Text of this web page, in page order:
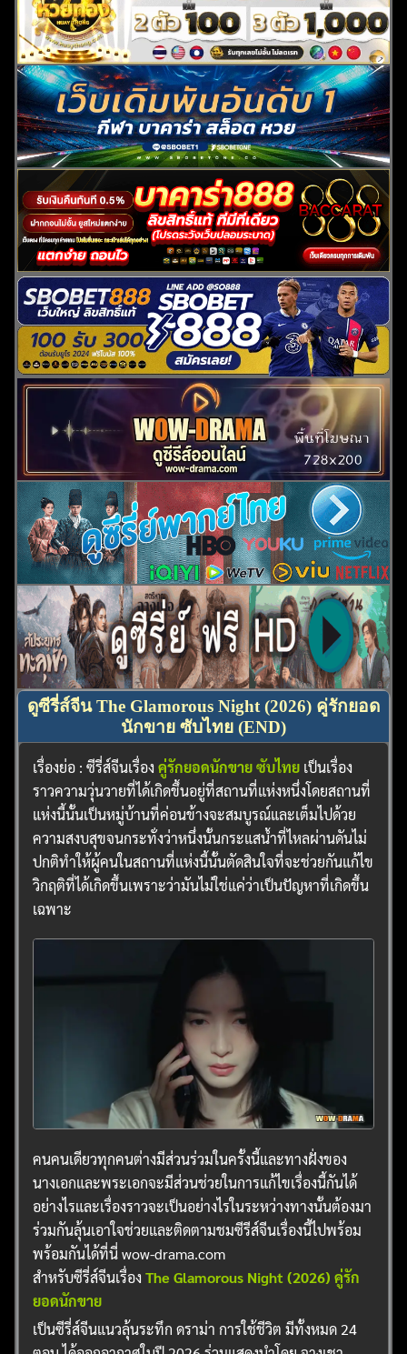
ค้นหา
สำหรับ:
ดูซีรี่ส์จีน The Glamorous Night (2026) คู่รักยอด
นักขาย ซับไทย (END)
เรื่องย่อ : ซีรี่ส์จีนเรื่องคู่รักยอดนักขาย ซับไทย เป็นเรื่อง
ราวความวุ่นวายที่ได้เกิดขึ้นอยู่ที่สถานที่แห่งหนึ่งโดยสถานที่
แห่งนี้นั้นเป็นหมู่บ้านที่ค่อนข้างจะสมบูรณ์และเต็มไปด้วย
ความสงบสุขจนกระทั่งว่าหนึ่งนั้นกระแสน้ำที่ไหลผ่านดันไม่
ปกติทำให้ผู้คนในสถานที่แห่งนี้นั้นตัดสินใจที่จะช่วยกันแก้ไข
วิกฤติที่ได้เกิดขึ้นเพราะว่ามันไม่ใช่แค่ว่าเป็นปัญหาที่เกิดขึ้น
เฉพาะ
คนคนเดียวทุกคนต่างมีส่วนร่วมในครั้งนี้และทางฝั่งของ
นางเอกและพระเอกจะมีส่วนช่วยในการแก้ไขเรื่องนี้กันได้
อย่างไรและเรื่องราวจะเป็นอย่างไรในระหว่างทางนั้นต้องมา
ร่วมกันลุ้นเอาใจช่วยและติดตามชมซีรีส์จีนเรื่องนี้ไปพร้อม
พร้อมกันได้ที่นี่ wow-drama.com
สำหรับซีรี่ส์จีนเรื่องThe Glamorous Night (2026) คู่รัก
ยอดนักขาย
เป็นซีรี่ส์จีนแนวลุ้นระทึก ดราม่า การใช้ชีวิต มีทั้งหมด 24